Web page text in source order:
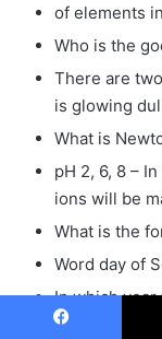
of elements
Who is the
There are
is glowing
What is
pH 2, 6, 8 –
ions will be
What is the
Word day of
In which
system?